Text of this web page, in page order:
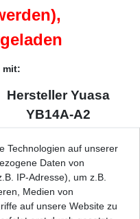
mit:
Hersteller Yuasa
YB14A-A2
Batterie
Technologien auf unserer
Daten von
IP-Adresse), um z.B.
Medien von
auf unsere Website zu